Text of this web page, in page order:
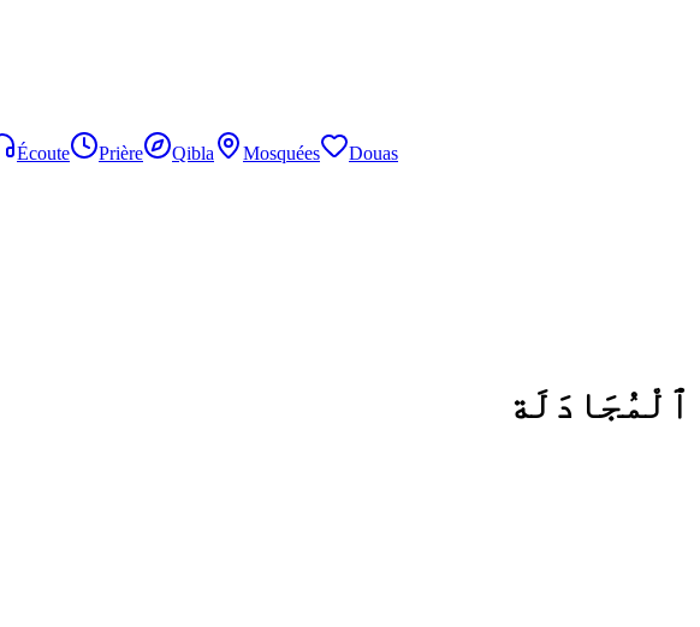
Écoute Prière Qibla Mosquées
Douas
ٱلْمُجَادَلَة